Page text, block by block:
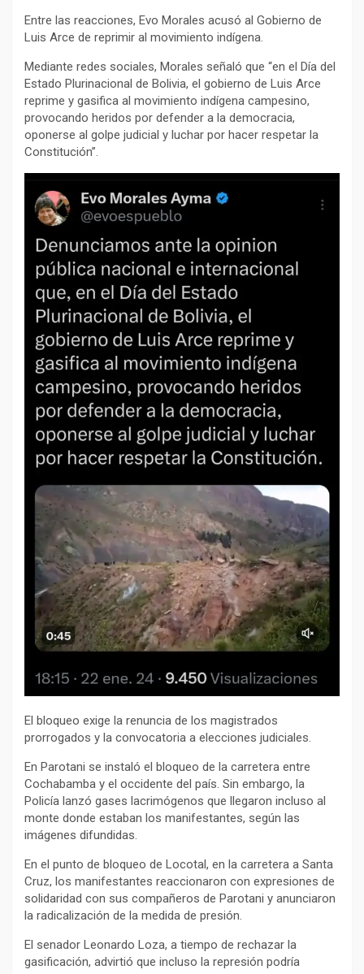
Entre las reacciones, Evo Morales acusó al Gobierno de
Luis Arce de reprimir al movimiento indígena.
Mediante redes sociales, Morales señaló que “en el Día del
Estado Plurinacional de Bolivia, el gobierno de Luis Arce
reprime y gasifica al movimiento indígena campesino,
provocando heridos por defender a la democracia,
oponerse al golpe judicial y luchar por hacer respetar la
Constitución”.
El bloqueo exige la renuncia de los magistrados
prorrogados y la convocatoria a elecciones judiciales.
En Parotani se instaló el bloqueo de la carretera entre
Cochabamba y el occidente del país. Sin embargo, la
Policía lanzó gases lacrimógenos que llegaron incluso al
monte donde estaban los manifestantes, según las
imágenes difundidas.
En el punto de bloqueo de Locotal, en la carretera a Santa
Cruz, los manifestantes reaccionaron con expresiones de
solidaridad con sus compañeros de Parotani y anunciaron
la radicalización de la medida de presión.
El senador Leonardo Loza, a tiempo de rechazar la
gasificación, advirtió que incluso la represión podría